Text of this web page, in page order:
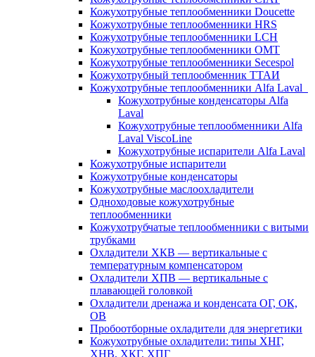
Кожухотрубные теплообменники Doucette
Кожухотрубные теплообменники HRS
Кожухотрубные теплообменники LCH
Кожухотрубные теплообменники OMT
Кожухотрубные теплообменники Secespol
Кожухотрубный теплообменник ТТАИ
Кожухотрубные теплообменники Alfa Laval
Кожухотрубные конденсаторы Alfa
Laval
Кожухотрубные теплообменники Alfa
Laval ViscoLine
Кожухотрубные испарители Alfa Laval
Кожухотрубные испарители
Кожухотрубные конденсаторы
Кожухотрубные маслоохладители
Одноходовые кожухотрубные
теплообменники
Кожухотрубчатые теплообменники с витыми
трубками
Охладители ХКВ — вертикальные с
температурным компенсатором
Охладители ХПВ — вертикальные с
плавающей головкой
Охладители дренажа и конденсата ОГ, ОК,
ОВ
Пробоотборные охладители для энергетики
Кожухотрубные охладители: типы ХНГ,
ХНВ, ХКГ, ХПГ